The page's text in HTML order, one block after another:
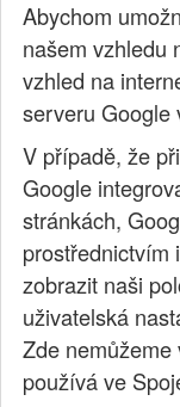
Abychom
našem vzhledu
vzhled na
serveru Google
V případě, že
Google
stránkách,
prostřednictvím
zobrazit naši
uživatelská
Zde
používá ve